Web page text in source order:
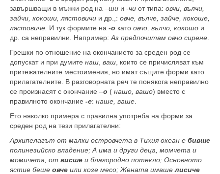
завършващи в мъжки род на –ши и -чи от типа: овчи вълчи,
зайчи, кокоши, лястовичи и др.,: овче, вълче, зайче, кокоше,
лястовиче. И тук форми­те на -о като овчо, вълчо, кокошо и
др. са неправил­ни. Например: Аз предпочитам овчо сирене
Грешки по отношение на окончанието за среден род се
допускат и при думите наш ваш , които се причисляват към
притежателните местоимения, но имат същите форми като
прилагателните. В разго­ворната реч те понякога неправилно
се произнасят с окончание –о ( нашо, вашо) вместо с
правилното окончание -е: наше, ваше
Ето няколко примера с правилна употреба на форми за
среден род на тези прилагателни:
Архипелагът от малки островчета в Тихия оке­ан е бивше
полинезийско владение; А има и други деца, момчета и
момичета, от висше и благород­но потекло; Основното
ястие беше овче или козе месо; Жената имашелисиче